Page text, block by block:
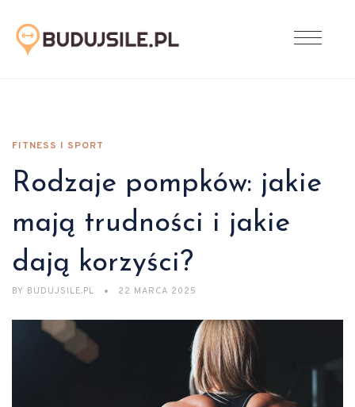
FITNESS I SPORT
Rodzaje pompków: jakie
mają trudności i jakie
dają korzyści?
BY BUDUJSILE.PL 22 MARCA 2025